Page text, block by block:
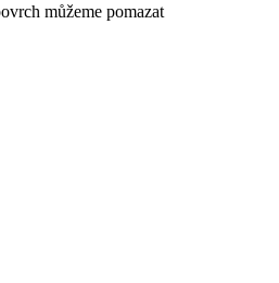
můžeme pomazat